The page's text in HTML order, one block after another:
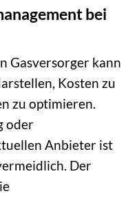
bei
Gasversorger kann
Kosten zu
zu optimieren.
oder
Anbieter ist
Der